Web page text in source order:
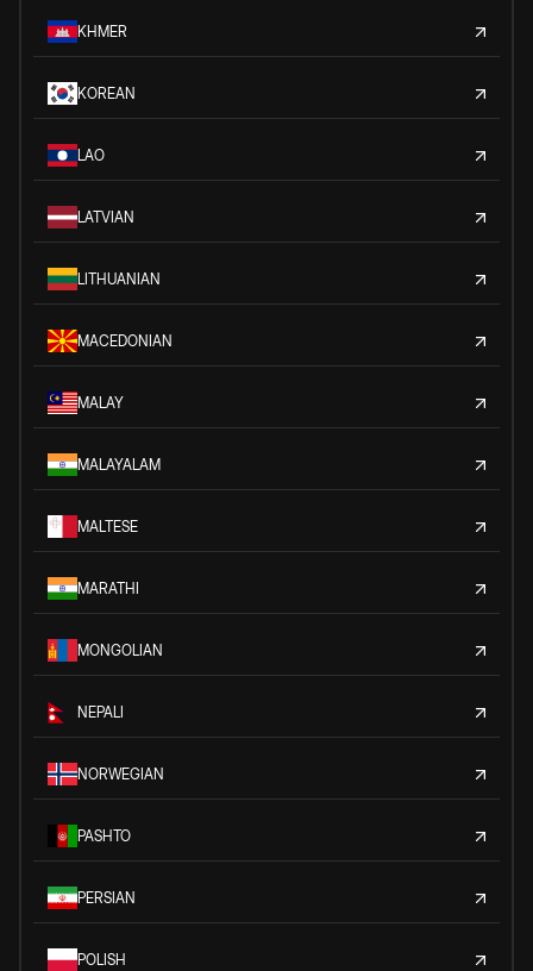
KHMER
KOREAN
LAO
LATVIAN
LITHUANIAN
MACEDONIAN
MALAY
MALAYALAM
MALTESE
MARATHI
MONGOLIAN
NEPALI
NORWEGIAN
PASHTO
PERSIAN
POLISH